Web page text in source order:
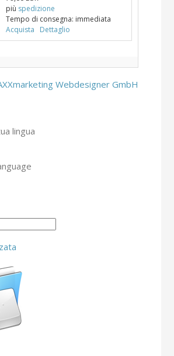
più spedizione
Tempo di consegna: immediata
Acquista
Dettaglio
Webdesigner GmbH
lingua